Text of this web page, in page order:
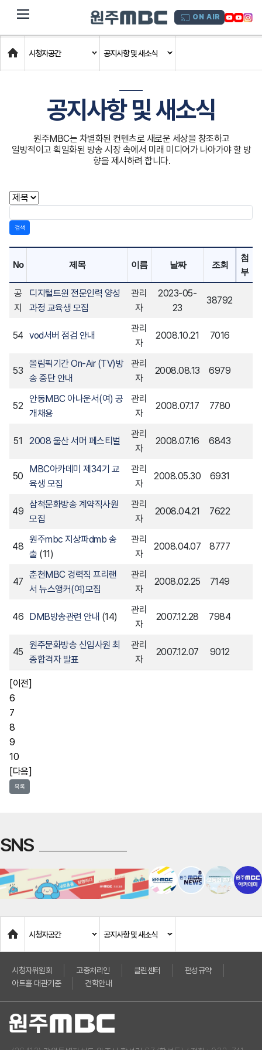
dehaze ON AIR
Home
시청자공간 공지사항 및 새소식
공지사항 및 새소식
원주MBC는 차별화된 컨텐츠로 새로운 세상을 창조하고
일방적이고 획일화된 방송 시장 속에서 미래 미디어가 나아가야 할 방
향을 제시하려 합니다.
검색
No 제목 이름 날짜 조회
첨
부
공
지
디지털트윈 전문인력 양성
과정 교육생 모집
관리
자
2023-05-
23
38792
54 vod서버 점검 안내
관리
자
2008.10.21 7016
53
올림픽기간 On-Air (TV)방
송 중단 안내
관리
자
2008.08.13 6979
52
안동MBC 아나운서(여) 공
개채용
관리
자
2008.07.17 7780
51 2008 울산 서머 페스티벌
관리
자
2008.07.16 6843
50
MBC아카데미 제34기 교
육생 모집
관리
자
2008.05.30 6931
49
삼척문화방송 계약직사원
모집
관리
자
2008.04.21 7622
48
원주mbc 지상파dmb 송
출 (11)
관리
자
2008.04.07 8777
47
춘천MBC 경력직 프리랜
서 뉴스앵커(여)모집
관리
자
2008.02.25 7149
46 DMB방송관련 안내 (14)
관리
자
2007.12.28 7984
45
원주문화방송 신입사원 최
종합격자 발표
관리
자
2007.12.07 9012
[이전]
6
7
8
9
10
[다음]
목록
SNS
Home
시청자공간 공지사항 및 새소식
시청자위원회 고충처리인 클린센터
편성규약
아트홀 대관기준
견학안내